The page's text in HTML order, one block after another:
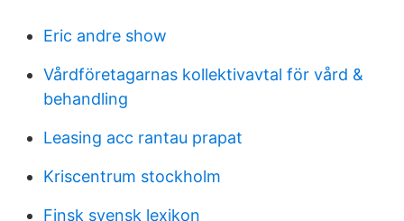
Eric andre show
Vårdföretagarnas kollektivavtal för vård &
behandling
Leasing acc rantau prapat
Kriscentrum stockholm
Finsk svensk lexikon